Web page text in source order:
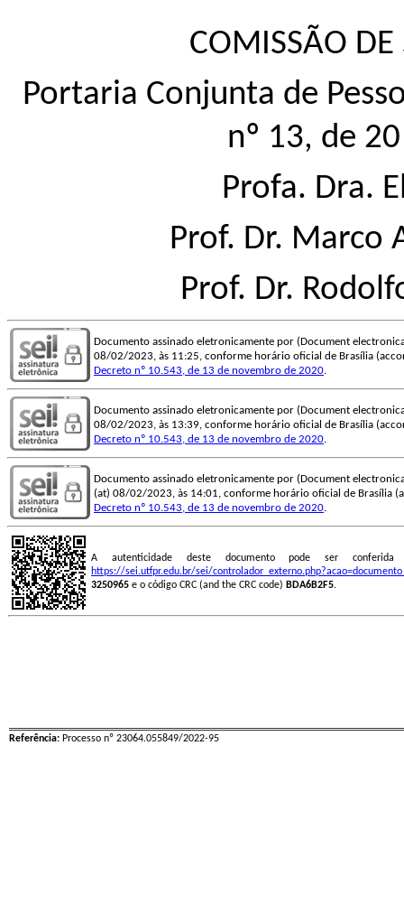
COMISSÃO DE
Portaria Conjunta de
nº 13, de
Profa. Dra.
Prof. Dr. Marco
Prof. Dr.
Documento assinado eletronicamente por (Document
08/02/2023, às 11:25, conforme horário oficial de Brasília
Decreto nº 10.543, de 13 de novembro de 2020.
Documento assinado eletronicamente por (Document
08/02/2023, às 13:39, conforme horário oficial de Brasília
Decreto nº 10.543, de 13 de novembro de 2020.
Documento assinado eletronicamente por (Document
(at) 08/02/2023, às 14:01, conforme horário oficial de Brasília
Decreto nº 10.543, de 13 de novembro de 2020.
A autenticidade deste documento pode ser
https://sei.utfpr.edu.br/sei/
3250965 e o código CRC (and the CRC code) BDA6B2F5.
Referência: Processo nº 23064.055849/2022-95